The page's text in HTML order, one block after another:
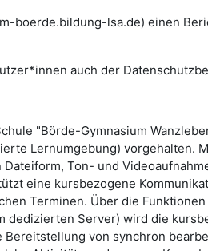
boerde.bildung-lsa.de) einen
auch der
"Börde-Gymnasium
Lernumgebung)
Ton- und
eine kursbezogene
Terminen. Über die
Server) wird die
von synchron